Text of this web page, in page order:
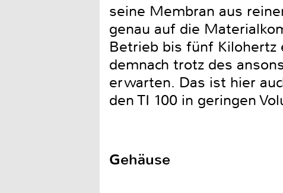
seine Membran aus
genau auf die
Betrieb bis fünf Kilohertz
demnach trotz des
erwarten. Das ist hier
den TI 100 in geringen
Gehäuse